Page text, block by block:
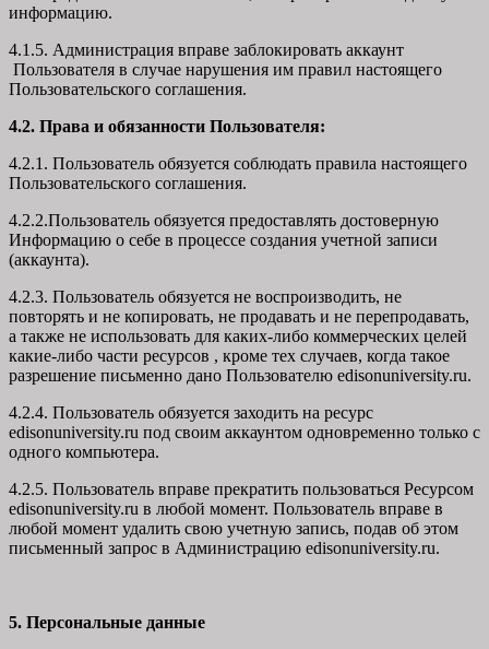
информацию.
4.1.5. Администрация вправе заблокировать аккаунт
Пользователя в случае нарушения им правил настоящего
Пользовательского соглашения.
4.2. Права и обязанности Пользователя:
4.2.1. Пользователь обязуется соблюдать правила настоящего
Пользовательского соглашения.
4.2.2.Пользователь обязуется предоставлять достоверную
Информацию о себе в процессе создания учетной записи
(аккаунта).
4.2.3. Пользователь обязуется не воспроизводить, не
повторять и не копировать, не продавать и не перепродавать,
а также не использовать для каких-либо коммерческих целей
какие-либо части ресурсов , кроме тех случаев, когда такое
разрешение письменно дано Пользователю edisonuniversity.ru.
4.2.4. Пользователь обязуется заходить на ресурс
edisonuniversity.ru под своим аккаунтом одновременно только с
одного компьютера.
4.2.5. Пользователь вправе прекратить пользоваться Ресурсом
edisonuniversity.ru в любой момент. Пользователь вправе в
любой момент удалить свою учетную запись, подав об этом
письменный запрос в Администрацию edisonuniversity.ru.
5. Персональные данные